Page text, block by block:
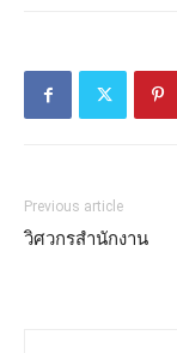
Previous article
วิศวกรสำนักงาน